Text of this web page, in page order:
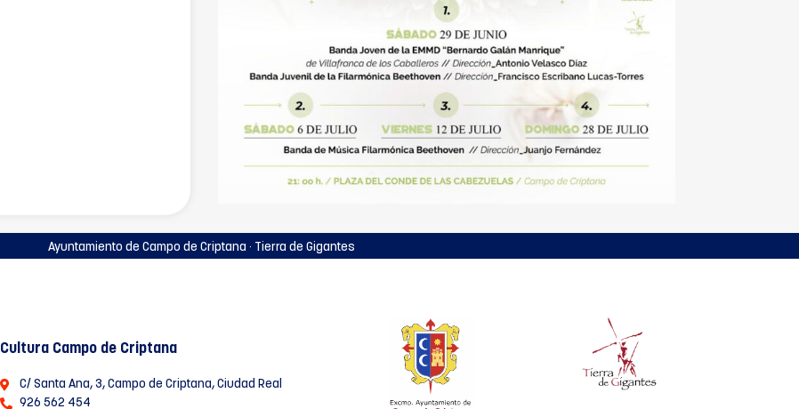
Ayuntamiento de Campo de Criptana · Tierra de Gigantes
Cultura Campo de Criptana
C/ Santa Ana, 3, Campo de Criptana, Ciudad Real
926 562 454